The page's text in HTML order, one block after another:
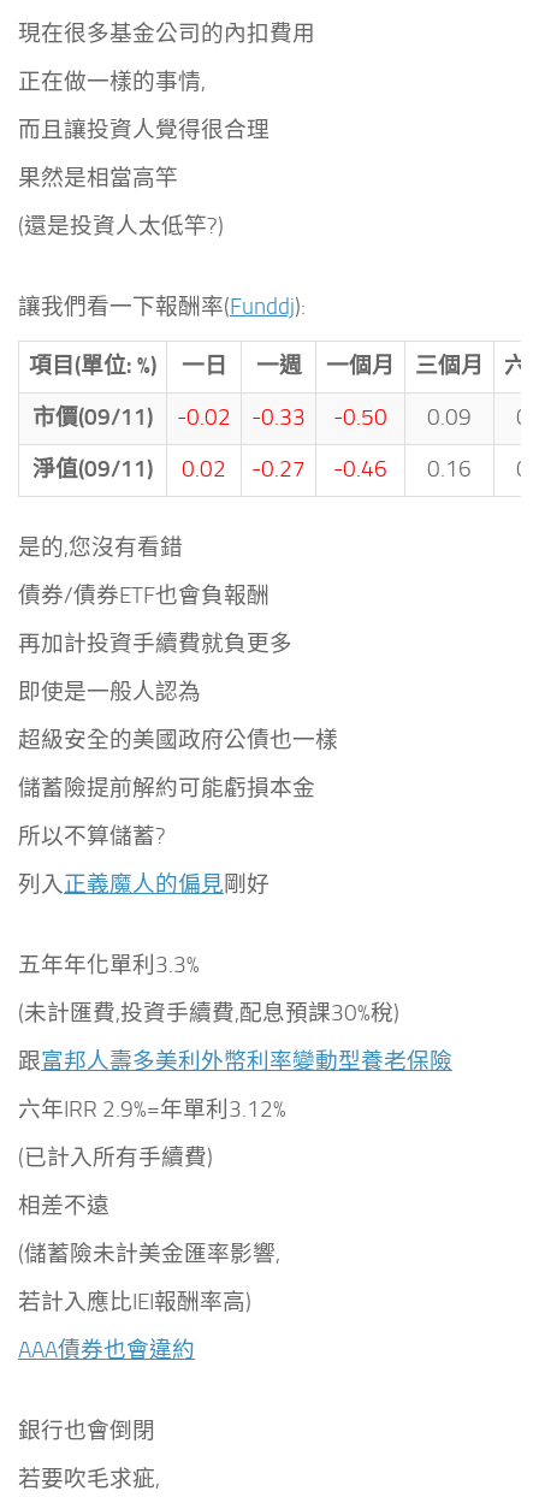
現在很多基金公司的內扣費用
正在做一樣的事情,
而且讓投資人覺得很合理
果然是相當高竿
(還是投資人太低竿?)
讓我們看一下報酬率(Funddj):
項目(單位: %) 一日 一週 一個月 三個月
六
市價(09/11)
-0.02 -0.33 -0.50 0.09
淨值(09/11) 0.02 -0.27 -0.46 0.16
是的,您沒有看錯
債券/債券ETF也會負報酬
再加計投資手續費就負更多
即使是一般人認為
超級安全的美國政府公債也一樣
儲蓄險提前解約可能虧損本金
所以不算儲蓄?
列入正義魔人的偏見剛好
五年年化單利3.3%
(未計匯費,投資手續費,配息預課30%稅)
跟富邦人壽多美利 外幣利率變動型養老保險
六年IRR 2.9%=年單利3.12%
(已計入所有手續費)
相差不遠
(儲蓄險未計美金匯率影響,
若計入應比IEI報酬率高)
AAA債券也會違約
銀行也會倒閉
若要吹毛求疵,